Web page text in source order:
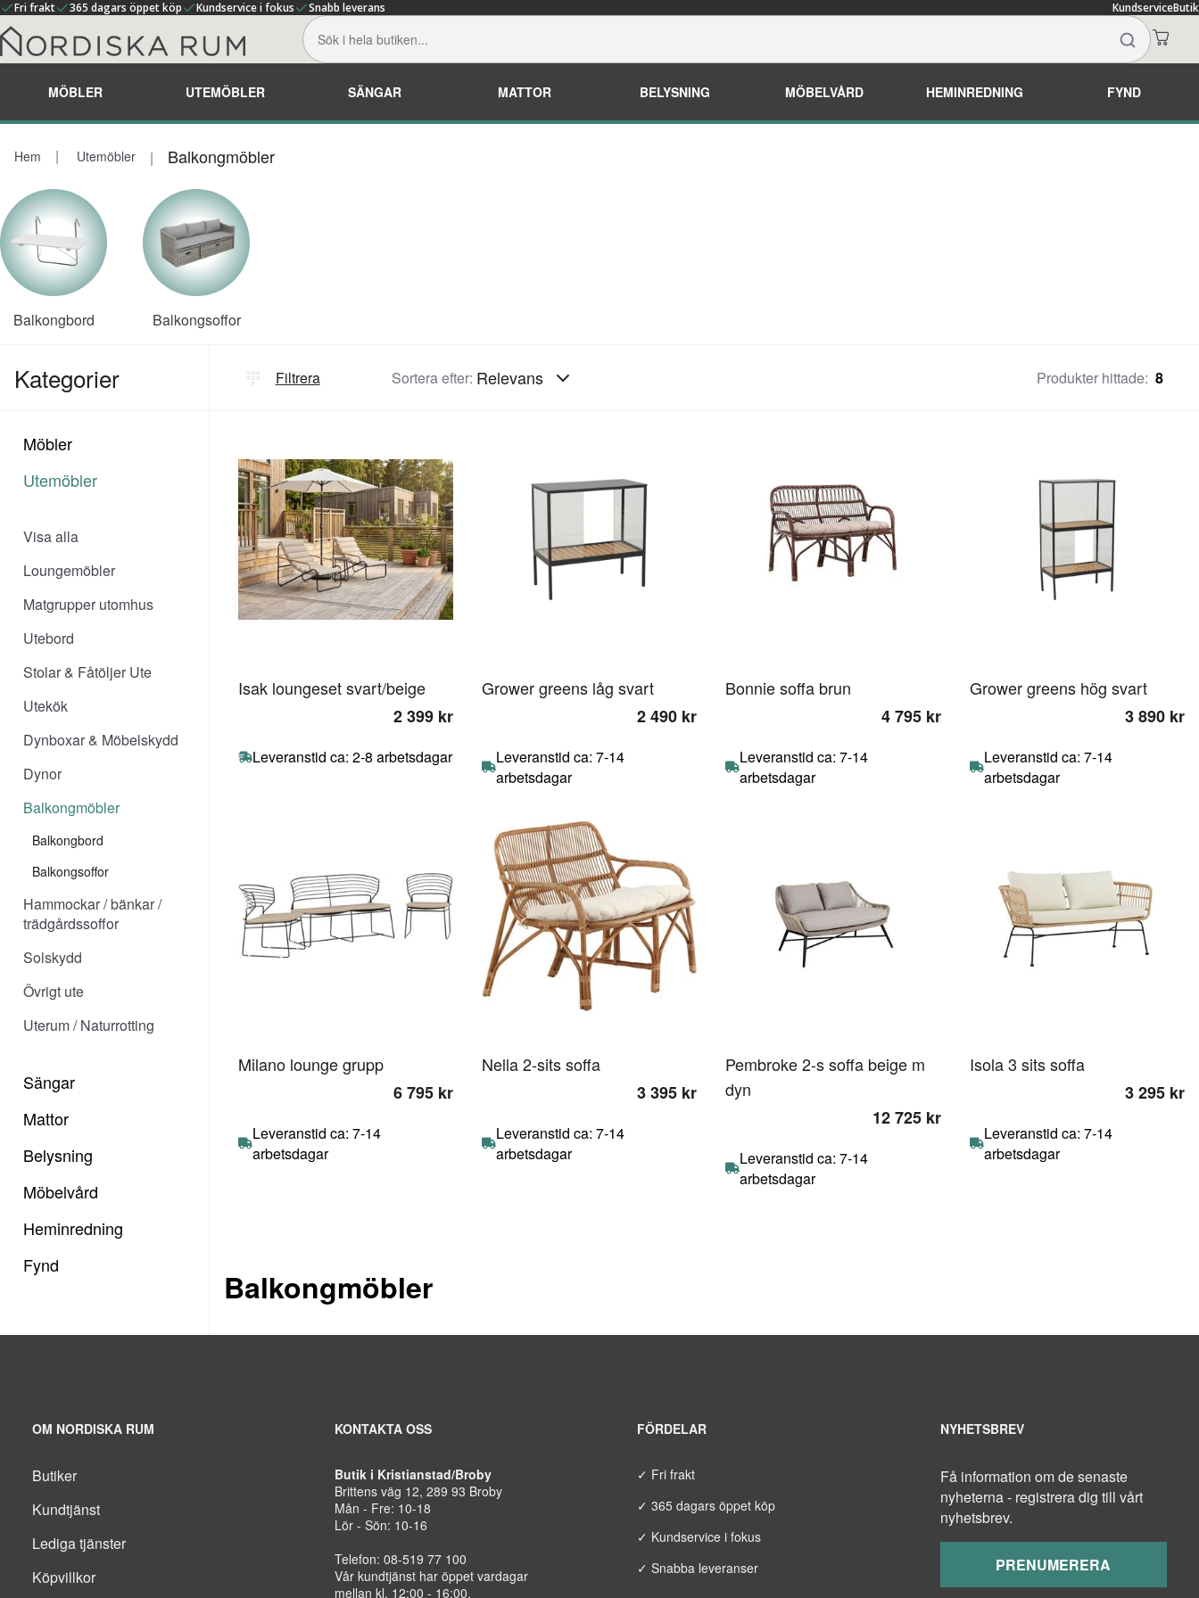
Fri frakt 365 dagars öppet köp Kundservice i fokus Snabb leverans KundserviceButik
MÖBLER UTEMÖBLER SÄNGAR MATTOR BELYSNING MÖBELVÅRD HEMINREDNING FYND
Hem Utemöbler Balkongmöbler
Balkongbord Balkongsoffor
Kategorier Filtrera Sortera efter: Relevans Produkter hittade: 8
Möbler
Utemöbler
Visa alla
Loungemöbler
Matgrupper utomhus
Utebord
Stolar & Fåtöljer Ute
Utekök
Dynboxar & Möbelskydd
Dynor
Balkongmöbler
Balkongbord
Balkongsoffor
Hammockar / bänkar /
trädgårdssoffor
Solskydd
Övrigt ute
Uterum / Naturrotting
Sängar
Mattor
Belysning
Möbelvård
Heminredning
Fynd
Isak loungeset svart/beige
2 399 kr
Leveranstid ca: 2-8 arbetsdagar
Grower greens låg svart
2 490 kr
Leveranstid ca: 7-14
arbetsdagar
Bonnie soffa brun
4 795 kr
Leveranstid ca: 7-14
arbetsdagar
Grower greens hög svart
3 890 kr
Leveranstid ca: 7-14
arbetsdagar
Milano lounge grupp
6 795 kr
Leveranstid ca: 7-14
arbetsdagar
Nella 2-sits soffa
3 395 kr
Leveranstid ca: 7-14
arbetsdagar
Pembroke 2-s soffa beige m
dyn
12 725 kr
Leveranstid ca: 7-14
arbetsdagar
Isola 3 sits soffa
3 295 kr
Leveranstid ca: 7-14
arbetsdagar
Balkongmöbler
OM NORDISKA RUM
Butiker
Kundtjänst
Lediga tjänster
Köpvillkor
KONTAKTA OSS
Butik i Kristianstad/Broby
Brittens väg 12, 289 93 Broby
Mån - Fre: 10-18
Lör - Sön: 10-16
Telefon: 08-519 77 100
Vår kundtjänst har öppet vardagar
mellan kl. 12:00 - 16:00.
FÖRDELAR
✓ Fri frakt
✓ 365 dagars öppet köp
✓ Kundservice i fokus
✓ Snabba leveranser
NYHETSBREV
Få information om de senaste
nyheterna - registrera dig till vårt
nyhetsbrev.
PRENUMERERA